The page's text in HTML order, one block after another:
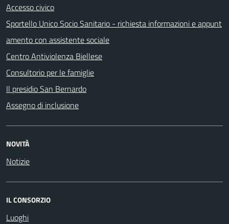
Accesso civico
Sportello Unico Socio Sanitario - richiesta informazioni e appunt
amento con assistente sociale
Centro Antiviolenza Biellese
Consultorio per le famiglie
Il presidio San Bernardo
Assegno di inclusione
NOVITÀ
Notizie
IL CONSORZIO
Luoghi